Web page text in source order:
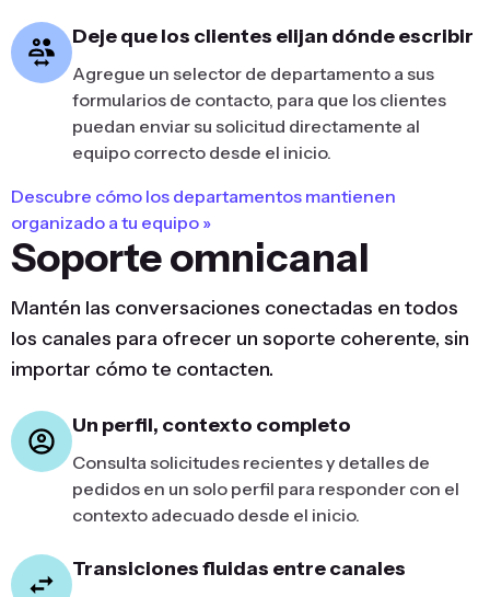
Deje que los clientes elijan dónde escribir
Agregue un selector de departamento a sus
formularios de contacto, para que los clientes
puedan enviar su solicitud directamente al
equipo correcto desde el inicio.
Descubre cómo los departamentos mantienen
organizado a tu equipo »
Soporte omnicanal
Mantén las conversaciones conectadas en todos
los canales para ofrecer un soporte coherente, sin
importar cómo te contacten.
Un perfil, contexto completo
Consulta solicitudes recientes y detalles de
pedidos en un solo perfil para responder con el
contexto adecuado desde el inicio.
Transiciones fluidas entre canales